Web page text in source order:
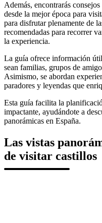
Además, encontrarás
desde la mejor época para
para disfrutar plenamente de
recomendadas para recorrer
la experiencia.
La guía ofrece información
sean familias, grupos de
Asimismo, se abordan
paradores y leyendas que
Esta guía facilita la
impactante, ayudándote a
panorámicas en España.
Las vistas
de visitar castillos